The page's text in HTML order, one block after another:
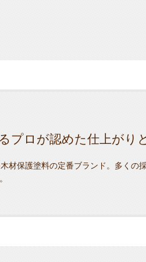
プロが認めた仕上がり
材保護塗料の定番ブランド。多くの